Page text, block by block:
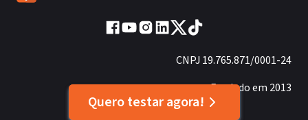
CNPJ 19.765.871/0001-24
Fundado em 2013
Quero testar agora!
Quero testar agora!